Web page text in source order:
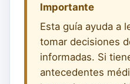
Importante
Esta guía ayuda a
tomar decisiones
informadas. Si
antecedentes